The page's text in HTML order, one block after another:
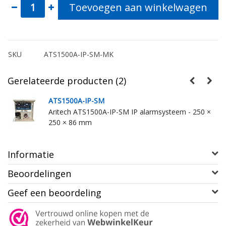
Toevoegen aan winkelwagen
SKU ATS1500A-IP-SM-MK
Gerelateerde producten (2)
ATS1500A-IP-SM
Aritech ATS1500A-IP-SM IP alarmsysteem - 250 ×
250 × 86 mm
Informatie
Beoordelingen
Geef een beoordeling